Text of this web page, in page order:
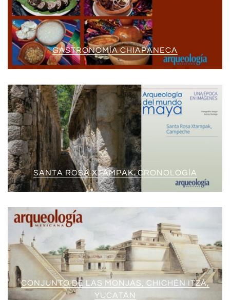
GASTRONOMÍA CHIAPANECA
SANTA ROSA XTAMPAK. CRONOLOGÍA
CONJUNTO DE LAS MONJAS, CHICHÉN ITZÁ,
YUCATÁN